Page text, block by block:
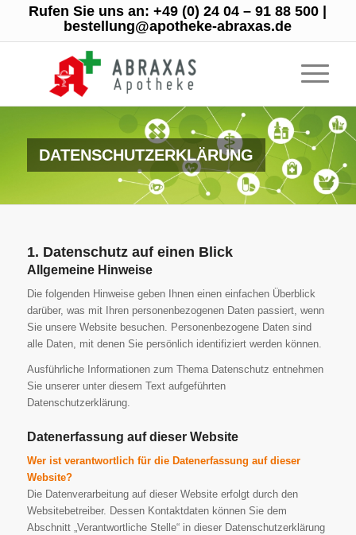
Rufen Sie uns an:+49 (0) 24 04 – 91 88 500
bestellung@apotheke-abraxas.de
DATENSCHUTZ­ERKLÄRUNG
1. Datenschutz auf einen Blick
Allgemeine Hinweise
Die folgenden Hinweise geben Ihnen einen einfachen Überblick
darüber, was mit Ihren personenbezogenen Daten passiert, wenn
Sie unsere Website besuchen. Personenbezogene Daten sind
alle Daten, mit denen Sie persönlich identifiziert werden können.
Ausführliche Informationen zum Thema Datenschutz entnehmen
Sie unserer unter diesem Text aufgeführten
Datenschutzerklärung.
Datenerfassung auf dieser Website
Wer ist verantwortlich für die Datenerfassung auf dieser
Website?
Die Datenverarbeitung auf dieser Website erfolgt durch den
Websitebetreiber. Dessen Kontaktdaten können Sie dem
Abschnitt „Verantwortliche Stelle“ in dieser Datenschutzerklärung